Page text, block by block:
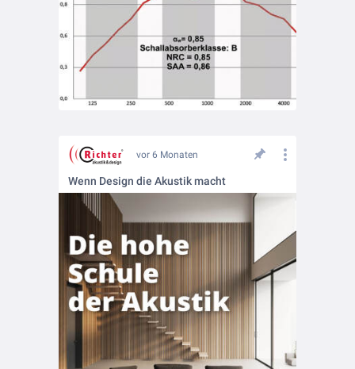
vor 6 Monaten
Wenn Design die Akustik macht